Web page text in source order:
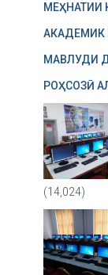
МЕҲНАТИИ
АКАДЕМИК
МАВЛУДИ
РОҲСОЗӢ
(14,024)